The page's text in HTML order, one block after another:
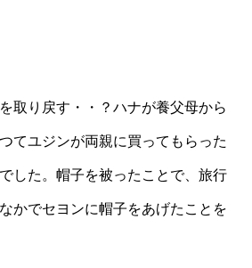
取り戻す・・？ハナが養父母から
てユジンが両親に買ってもらった
した。帽子を被ったことで、旅行
かでセヨンに帽子をあげたことを